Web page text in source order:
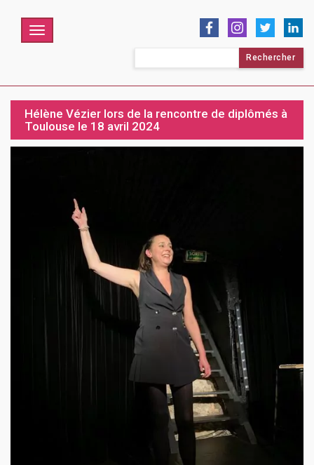
Menu
Hélène Vézier lors de la rencontre de diplômés à
Toulouse le 18 avril 2024